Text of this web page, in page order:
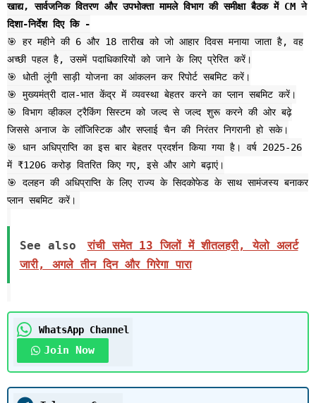
खाद्य, सार्वजनिक वितरण और उपभोक्ता मामले विभाग की समीक्षा बैठक में CM ने
दिशा-निर्देश दिए कि -
🎯 हर महीने की 6 और 18 तारीख को जो आहार दिवस मनाया जाता है, वह
अच्छी पहल है, उसमें पदाधिकारियों को जाने के लिए प्रेरित करें।
🎯 धोती लूंगी साड़ी योजना का आंकलन कर रिपोर्ट सबमिट करें।
🎯 मुख्यमंत्री दाल-भात केंद्र में व्यवस्था बेहतर करने का प्लान सबमिट करें।
🎯 विभाग व्हीकल ट्रैकिंग सिस्टम को जल्द से जल्द शुरू करने की ओर बढ़े
जिससे अनाज के लॉजिस्टिक और सप्लाई चैन की निरंतर निगरानी हो सके।
🎯 धान अधिप्राप्ति का इस बार बेहतर प्रदर्शन किया गया है। वर्ष 2025-26
में ₹1206 करोड़ वितरित किए गए, इसे और आगे बढ़ाएं।
🎯 दलहन की अधिप्राप्ति के लिए राज्य के सिदकोफेड के साथ सामंजस्य बनाकर
प्लान सबमिट करें।
See also
रांची समेत 13 जिलों में शीतलहरी, येलो अलर्ट
जारी, अगले तीन दिन और गिरेगा पारा
WhatsApp Channel
Join Now